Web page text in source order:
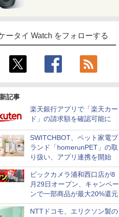
ータイ Watch をフォローする
記事
楽天銀行アプリで「楽天カー
ド」の請求額を確認可能に
SWITCHBOT、ペット家電ブ
ランド「homerunPET」の取
り扱い、アプリ連携を開始
ビックカメラ浦和西口店が8
月29日オープン、キャンペー
ンで一部商品が最大20%還元
NTTドコモ、エリクソン製の